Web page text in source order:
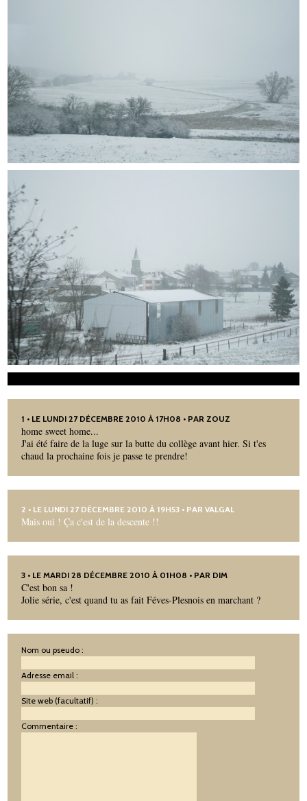
1 • LE LUNDI 27 DÉCEMBRE 2010 À 17H08 • PAR ZOUZ
home sweet home...
J'ai été faire de la luge sur la butte du collège avant hier. Si t'es
chaud la prochaine fois je passe te prendre!
2 • LE LUNDI 27 DÉCEMBRE 2010 À 19H53 • PARVALGAL
Mais oui ! Ça c'est de la descente !!
3 • LE MARDI 28 DÉCEMBRE 2010 À 01H08 • PAR DIM
C'est bon sa !
Jolie série, c'est quand tu as fait Féves-Plesnois en marchant ?
Nom ou pseudo :
Adresse email :
Site web (facultatif) :
Commentaire :